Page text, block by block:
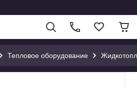
Тепловое оборудование